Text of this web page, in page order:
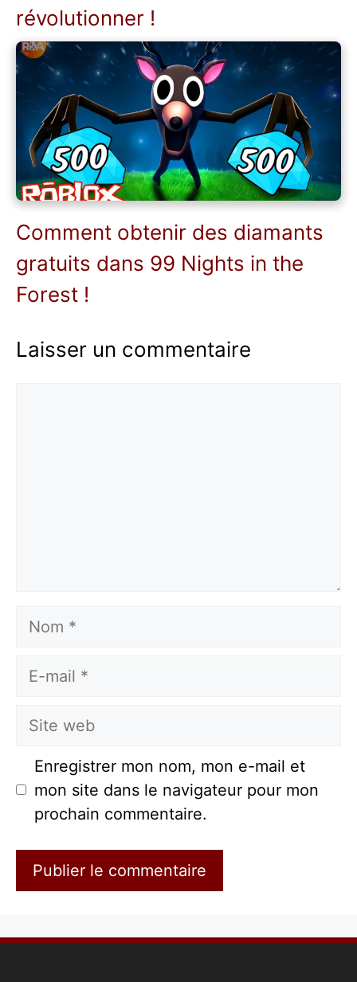
révolutionner !
Comment obtenir des diamants
gratuits dans 99 Nights in the
Forest !
Laisser un commentaire
Nom
E-
Site
Enregistrer mon nom, mon e-mail et
mon site dans le navigateur pour mon
prochain commentaire.